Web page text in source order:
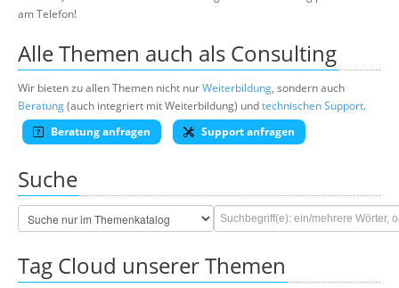
am Telefon!
Alle Themen auch als Consulting
Wir bieten zu allen Themen nicht nurWeiterbildung, sondern auch
Beratung(auch integriert mit Weiterbildung) undtechnischen Support.
Beratung anfragen
Support anfragen
Suche
Tag Cloud unserer Themen